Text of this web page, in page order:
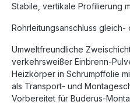
Stabile, vertikale Profilierung
Rohrleitungsanschluss
Umweltfreundliche
verkehrsweißer Einbrenn-
Heizkörper in Schrumpffolie
als Transport- und
Vorbereitet für Buderus-